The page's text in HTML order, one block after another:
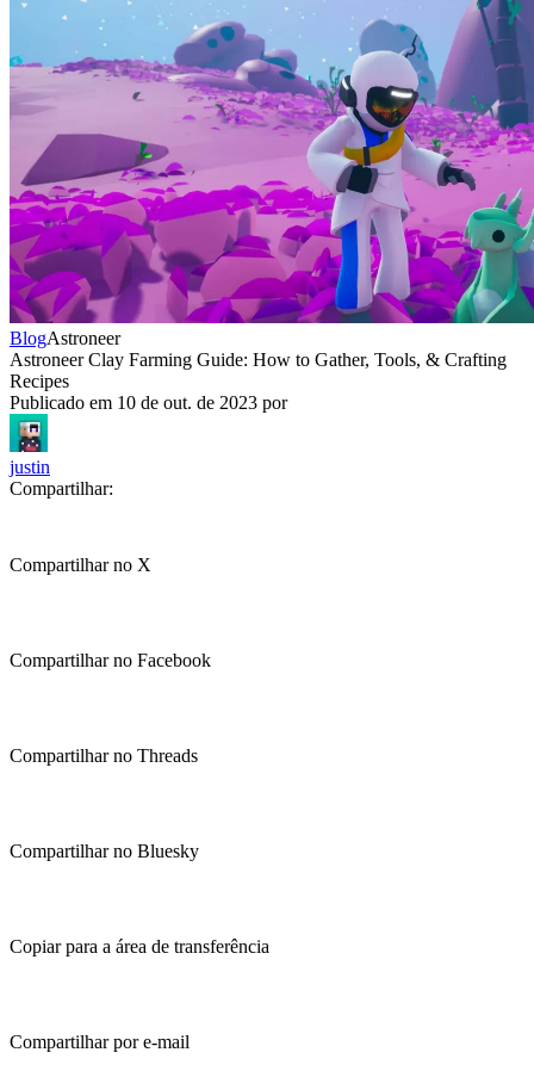
BlogAstroneer
Astroneer Clay Farming Guide: How to Gather, Tools, & Crafting
Recipes
Publicado em 10 de out. de 2023 por
justin
Compartilhar:
Compartilhar no X
Compartilhar no Facebook
Compartilhar no Threads
Compartilhar no Bluesky
Copiar para a área de transferência
Compartilhar por e-mail